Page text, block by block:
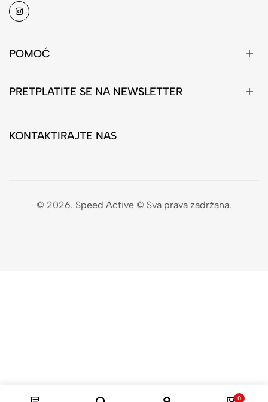
POMOĆ
PRETPLATITE SE NA NEWSLETTER
KONTAKTIRAJTE NAS
© 2026. Speed Active © Sva prava zadržana.
0